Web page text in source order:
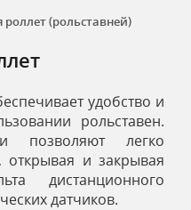
(рольставней)
удобство и
рольставен.
позволяют легко
открывая и закрывая
дистанционного
датчиков.